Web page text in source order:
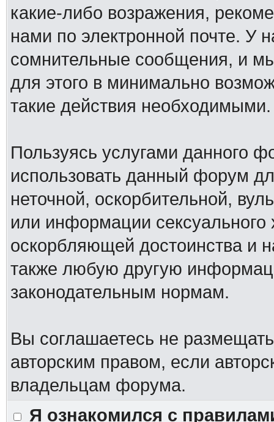
какие-либо возражения,
нами по электронной почте. У
сомнительные сообщения, и
для этого в минимально
такие действия необходимыми.
Пользуясь услугами данного
использовать данный форум
неточной, оскорбительной,
или информации
оскорбляющей достоинства и
также любую другую
законодательным нормам.
Вы соглашаетесь не
авторским правом, если
владельцам форума.
Я ознакомился с